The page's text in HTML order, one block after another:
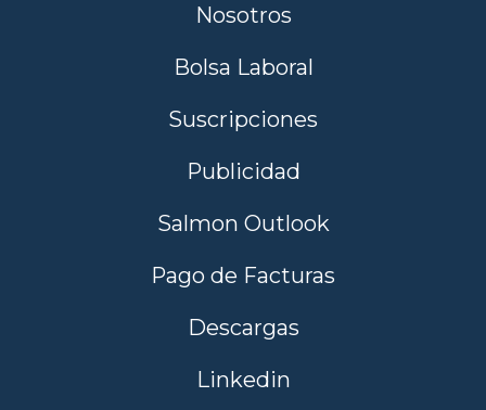
Nosotros
Bolsa Laboral
Suscripciones
Publicidad
Salmon Outlook
Pago de Facturas
Descargas
Linkedin